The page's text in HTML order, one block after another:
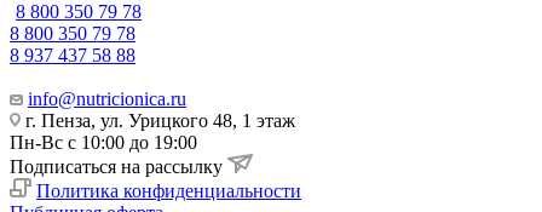
8 800 350 79 78
8 800 350 79 78
8 937 437 58 88
info@nutricionica.ru
г. Пенза, ул. Урицкого 48, 1 этаж
Пн-Вс с 10:00 до 19:00
Подписаться на рассылку
Политика конфиденциальности